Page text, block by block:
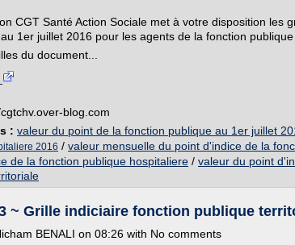
CGT Santé Action Sociale met à votre disposition les
1er juillet 2016 pour les agents de la fonction publique
du document...
blog.com
: valeur du point de la fonction publique au 1er juillet
2016 / valeur mensuelle du point d'indice de la
de la fonction publique hospitaliere / valeur du point
~ Grille indiciaire fonction publique
BENALI on 08:26 with No comments